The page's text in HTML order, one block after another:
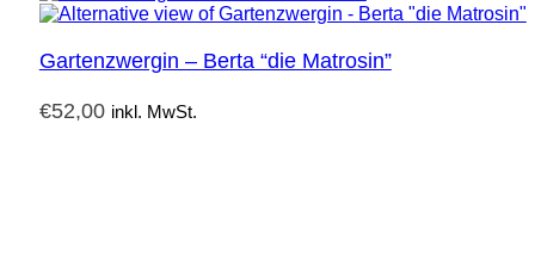
Gartenzwergin – Berta “die Matrosin”
€52,00 inkl. MwSt.